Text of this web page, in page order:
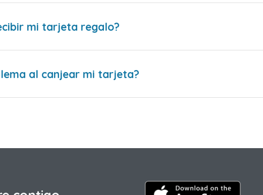
mi tarjeta regalo?
al canjear mi tarjeta?